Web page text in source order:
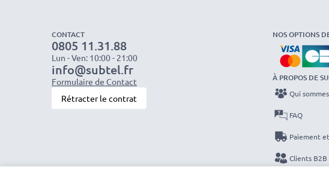
CONTACT
0805 11.31.88
Lun - Ven: 10:00 - 21:00
info@subtel.fr
Formulaire de Contact
Rétracter le contrat
NOS OPTIONS
À PROPOS DE
Qui
FAQ
Paiement
Clients B2B